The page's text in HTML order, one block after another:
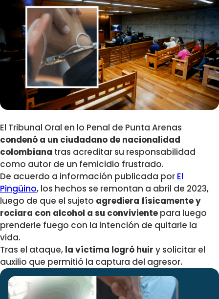
El Tribunal Oral en lo Penal de Punta Arenas
condenó a un ciudadano de nacionalidad
colombiana tras acreditar su responsabilidad
como autor de un femicidio frustrado.
De acuerdo a información publicada por El
Pingüino, los hechos se remontan a abril de 2023,
luego de que el sujeto agrediera físicamente y
rociara con alcohol a su conviviente para luego
prenderle fuego con la intención de quitarle la
vida.
Tras el ataque, la víctima logró huir y solicitar el
auxilio que permitió la captura del agresor.